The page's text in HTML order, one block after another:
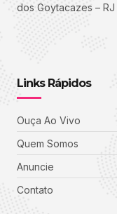
dos Goytacazes – RJ
Links Rápidos
Ouça Ao Vivo
Quem Somos
Anuncie
Contato